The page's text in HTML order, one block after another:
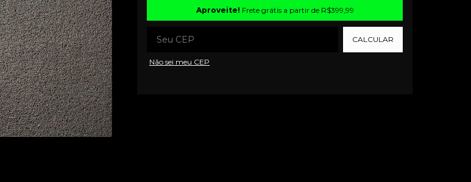
Aproveite! Frete grátis a partir de R$399,99
CALCULAR
Não sei meu CEP